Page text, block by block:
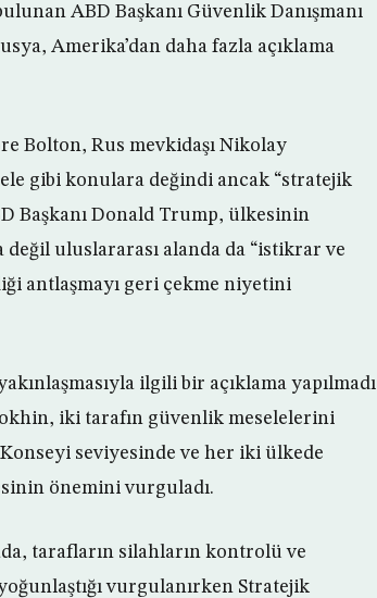
ABD Başkanı Güvenlik Danışmanı
Amerika’dan daha fazla açıklama
Bolton, Rus mevkidaşı Nikolay
gibi konulara değindi ancak “stratejik
Başkanı Donald Trump, ülkesinin
değil uluslararası alanda da “istikrar ve
antlaşmayı geri çekme niyetini
ilgili bir açıklama yapılmadı
iki tarafın güvenlik meselelerini
seviyesinde ve her iki ülkede
önemini vurguladı.
tarafların silahların kontrolü ve
vurgulanırken Stratejik